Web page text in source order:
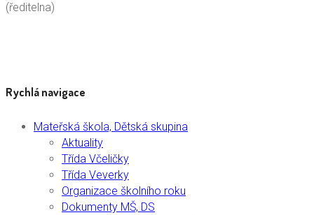
(ředitelna)
Rychlá navigace
Mateřská škola, Dětská skupina
Aktuality
Třída Včeličky
Třída Veverky
Organizace školního roku
Dokumenty MŠ, DS